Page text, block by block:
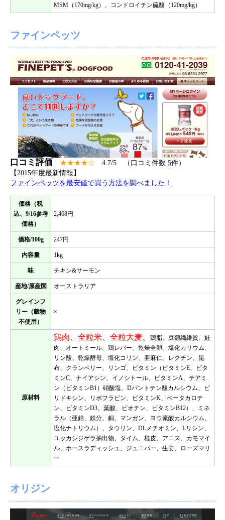
MSM（170mg/kg）、コンドロイチン硫酸（120mg/kg）
ファインペッツ
口コミ評価 ★★★★☆ 4.7/5 （口コミ件数 5件）
【2015年度最新情報】
ファインペッツを最安値で買う方法を調べました！
価格（税
込、9/16参考
価格）
2,468円
価格/100g 247円
内容量 1kg
味 チキン&サーモン
産地/原産国 オーストラリア
グレインフ
リー（穀物
不使用）
×
原材料
鶏肉、全粒米、全粒大麦、
鶏脂、豆類繊維質、鮭
肉、オートミール、鶏レバー、乾燥全卵、塩化カリウム、
リン酸、乾燥酵母、塩化コリン、亜麻仁、レクチン、昆
布、クランベリー、リンゴ、ビタミン（ビタミンE、ビタ
ミンC、ナイアシン、イノシトール、ビタミンA、チアミ
ン（ビタミンB1）硝酸塩、Dパントテン酸カルシウム、ピ
リドキシン、リボフラビン、ビタミンK、ベータカロテ
ン、ビタミンD3、葉酸、ビオチン、ビタミンB12）、ミネ
ラル（亜鉛、鉄分、銅、マンガン、ヨウ素酸カルシウム、
塩化ナトリウム）、タウリン、DLメチオミン、Lリシン、
ユッカシジゲラ抽出物、タイム、桂皮、アニス、カモマイ
ル、ホースラディッシュ、ジュニパー、生姜、ローズマリ
ー
オリジン